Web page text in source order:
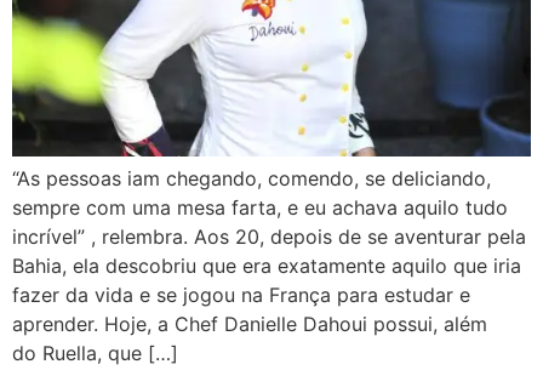
“As pessoas iam chegando, comendo, se deliciando,
sempre com uma mesa farta, e eu achava aquilo tudo
incrível” , relembra. Aos 20, depois de se aventurar pela
Bahia, ela descobriu que era exatamente aquilo que iria
fazer da vida e se jogou na França para estudar e
aprender. Hoje, a Chef Danielle Dahoui possui, além
do Ruella, que […]